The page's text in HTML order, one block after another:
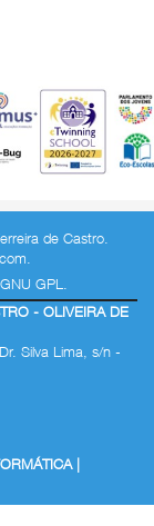
de Castro.
.
GPL.
- OLIVEIRA DE
Silva Lima, s/n -
|